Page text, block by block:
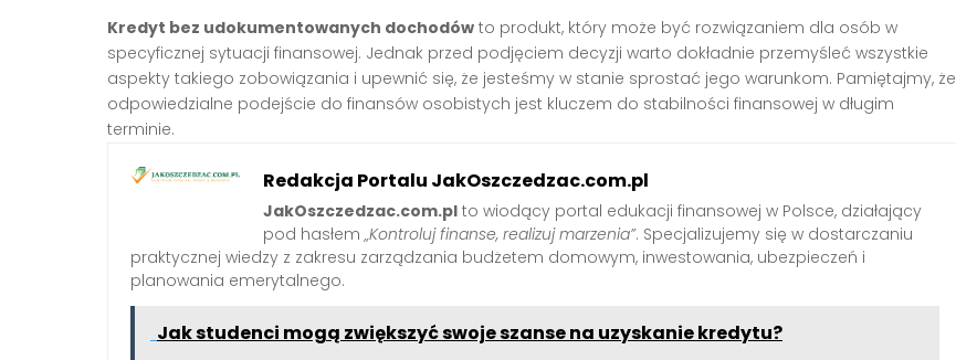
Kredyt bez udokumentowanych dochodów to produkt, który może być rozwiązaniem dla osób w
specyficznej sytuacji finansowej. Jednak przed podjęciem decyzji warto dokładnie przemyśleć wszystkie
aspekty takiego zobowiązania i upewnić się, że jesteśmy w stanie sprostać jego warunkom. Pamiętajmy, że
odpowiedzialne podejście do finansów osobistych jest kluczem do stabilności finansowej w długim
terminie.
Redakcja Portalu JakOszczedzac.com.pl
JakOszczedzac.com.pl to wiodący portal edukacji finansowej w Polsce, działający
pod hasłem „Kontroluj finanse, realizuj marzenia”. Specjalizujemy się w dostarczaniu
praktycznej wiedzy z zakresu zarządzania budżetem domowym, inwestowania, ubezpieczeń i
planowania emerytalnego.
Jak studenci mogą zwiększyć swoje szanse na uzyskanie kredytu?